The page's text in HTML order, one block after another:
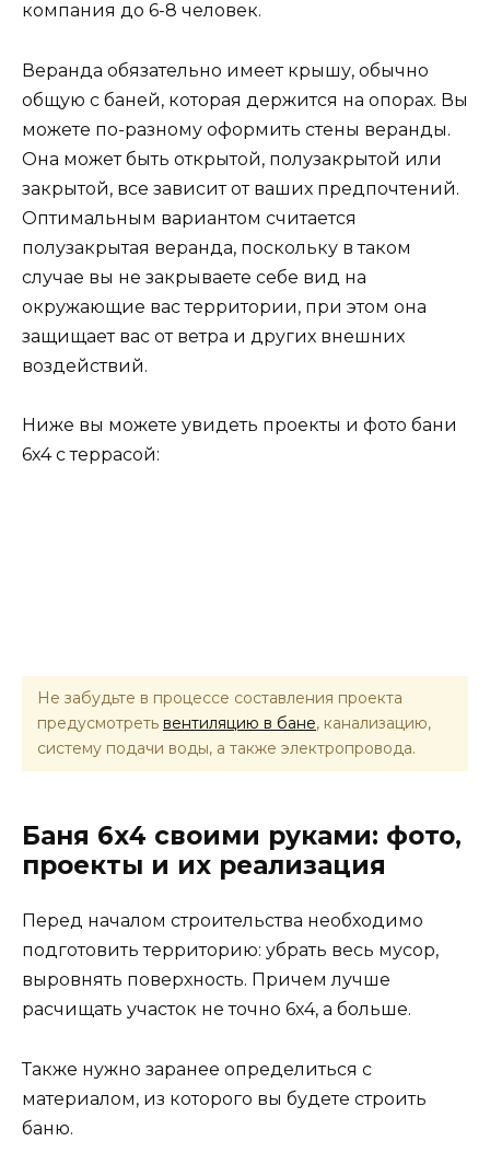
компания до 6-8 человек.
Веранда обязательно имеет крышу, обычно
общую с баней, которая держится на опорах. Вы
можете по-разному оформить стены веранды.
Она может быть открытой, полузакрытой или
закрытой, все зависит от ваших предпочтений.
Оптимальным вариантом считается
полузакрытая веранда, поскольку в таком
случае вы не закрываете себе вид на
окружающие вас территории, при этом она
защищает вас от ветра и других внешних
воздействий.
Ниже вы можете увидеть проекты и фото бани
6х4 с террасой:
Не забудьте в процессе составления проекта
предусмотреть вентиляцию в бане, канализацию,
систему подачи воды, а также электропровода.
Баня 6х4 своими руками: фото,
проекты и их реализация
Перед началом строительства необходимо
подготовить территорию: убрать весь мусор,
выровнять поверхность. Причем лучше
расчищать участок не точно 6х4, а больше.
Также нужно заранее определиться с
материалом, из которого вы будете строить
баню.